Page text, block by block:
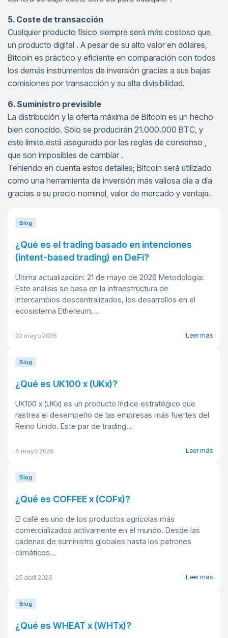
5. Coste de transacción
Cualquier producto físico siempre será más costoso que
un producto digital . A pesar de su alto valor en dólares,
Bitcoin es práctico y eficiente en comparación con todos
los demás instrumentos de inversión gracias a sus bajas
comisiones por transacción y su alta divisibilidad.
6. Suministro previsible
La distribución y la oferta máxima de Bitcoin es un hecho
bien conocido. Sólo se producirán 21.000.000 BTC, y
este límite está asegurado por las reglas de consenso ,
que son imposibles de cambiar .
Teniendo en cuenta estos detalles; Bitcoin será utilizado
como una herramienta de inversión más valiosa día a día
gracias a su precio nominal, valor de mercado y ventaja.
Blog
¿Qué es el trading basado en intenciones
(intent-based trading) en DeFi?
Última actualización: 21 de mayo de 2026 Metodología:
Este análisis se basa en la infraestructura de
intercambios descentralizados, los desarrollos en el
ecosistema Ethereum,...
22 mayo 2026 Leer más
Blog
¿Qué es UK100 x (UKx)?
UK100 x (UKx) es un producto índice estratégico que
rastrea el desempeño de las empresas más fuertes del
Reino Unido. Este par de trading...
4 mayo 2026 Leer más
Blog
¿Qué es COFFEE x (COFx)?
El café es uno de los productos agrícolas más
comercializados activamente en el mundo. Desde las
cadenas de suministro globales hasta los patrones
climáticos...
25 abril 2026 Leer más
Blog
¿Qué es WHEAT x (WHTx)?